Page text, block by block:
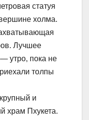
статуя
холма.
Лучшее
утро, пока не
толпы
и
храм Пхукета.